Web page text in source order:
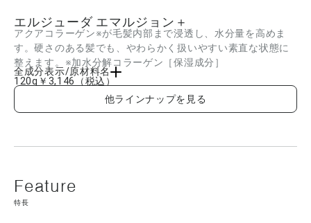
エルジューダ エマルジョン＋
アクアコラーゲン※が毛髪内部まで浸透し、水分量を高めま
す。硬さのある髪でも、やわらかく扱いやすい素直な状態に
整えます。※加水分解コラーゲン［保湿成分］
全成分表示/原材料名
水、シクロメチコン、ジメチコン、DPG、安息香酸アルキル(C12-15)、エタノール、
ラウレス-9、セテス-150、ステアルトリモニウムクロリド、タマリンドガム、加水分
解バオバブエキス、カルボキシメチルアラニルジスルフィドケラチン(羊毛)、ポリクオ
さい。
120g ￥3,146
（税込）
他ラインナップを見る
特長